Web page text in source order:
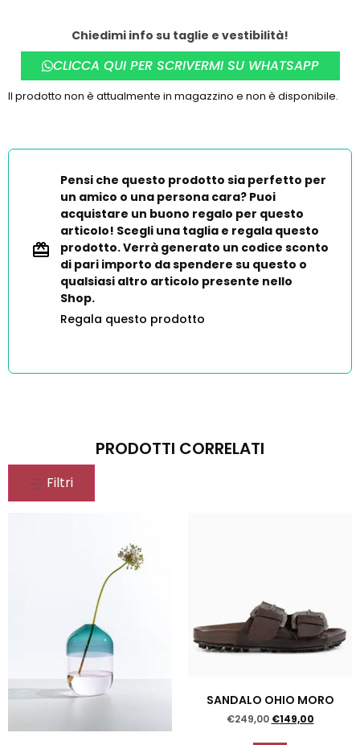
Chiedimi info su taglie e vestibilità!
CLICCA QUI PER SCRIVERMI SU WHATSAPP
Il prodotto non è attualmente in magazzino e non è disponibile.
Pensi che questo prodotto sia perfetto per
un amico o una persona cara? Puoi
acquistare un buono regalo per questo
articolo! Scegli una taglia e regala questo
prodotto. Verrà generato un codice sconto
di pari importo da spendere su questo o
qualsiasi altro articolo presente nello
Shop.
Regala questo prodotto
PRODOTTI CORRELATI
Filtri
SANDALO OHIO MORO
€249,00 €149,00